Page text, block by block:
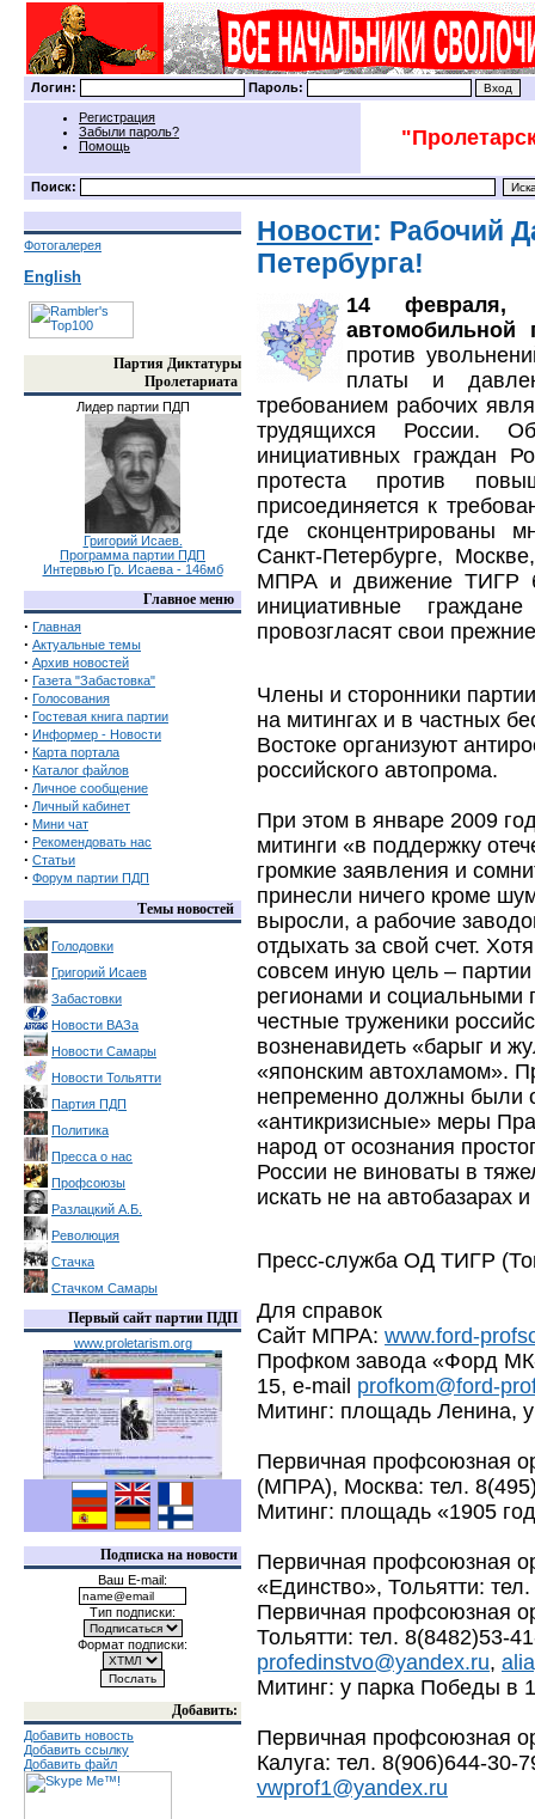
Логин: Пароль:
Регистрация
Забыли пароль?
Помощь
Поиск:
Фотогалерея
English
Партия Диктатуры
Пролетариата
Лидер партии ПДП
Григорий Исаев.
Программа партии ПДП
Интервью Гр. Исаева - 146мб
Главное меню
· Главная
· Актуальные темы
· Архив новостей
· Газета "Забастовка"
· Голосования
· Гостевая книга партии
· Информер - Новости
· Карта портала
· Каталог файлов
· Личное сообщение
· Личный кабинет
· Мини чат
· Рекомендовать нас
· Статьи
· Форум партии ПДП
Темы новостей
Голодовки
Григорий Исаев
Забастовки
Новости ВАЗа
Новости Самары
Новости Тольятти
Партия ПДП
Политика
Пресса о нас
Профсоюзы
Разлацкий А.Б.
Революция
Стачка
Стачком Самары
Первый сайт партии ПДП
www.proletarism.org
Подписка на новости
Ваш E-mail:
Тип подписки:
Формат подписки:
Добавить:
Добавить новость
Добавить ссылку
Добавить файл
Новости: Рабочий
Петербурга!
14 февраля,
автомобильной
против
платы и
требованием рабочих
трудящихся России.
инициативных граждан
протеста против
присоединяется к
где сконцентрированы
Санкт-Петербурге,
МПРА и движение ТИГР
инициативные
провозгласят свои
Члены и сторонники
на митингах и в частных
Востоке организуют
российского автопрома.
При этом в январе 2009
митинги «в поддержку
громкие заявления и
принесли ничего кроме
выросли, а рабочие
отдыхать за свой счет.
совсем иную цель –
регионами и социальными
честные труженики
возненавидеть «барыг и
«японским автохламом».
непременно должны были
«антикризисные» меры
народ от осознания
России не виноваты в
искать не на автобазарах
Пресс-служба ОД ТИГР
Для справок
Сайт МПРА: www.ford-
Профком завода «Форд
15, e-mail profkom@ford-
Митинг: площадь Ленина,
Первичная профсоюзная
(МПРА), Москва: тел.
Митинг: площадь «1905
Первичная профсоюзная
«Единство», Тольятти:
Первичная профсоюзная
Тольятти: тел. 8(8482)53-
profedinstvo@yandex.ru,
Митинг: у парка Победы в
Первичная профсоюзная
Калуга: тел. 8(906)644-
vwprof1@yandex.ru